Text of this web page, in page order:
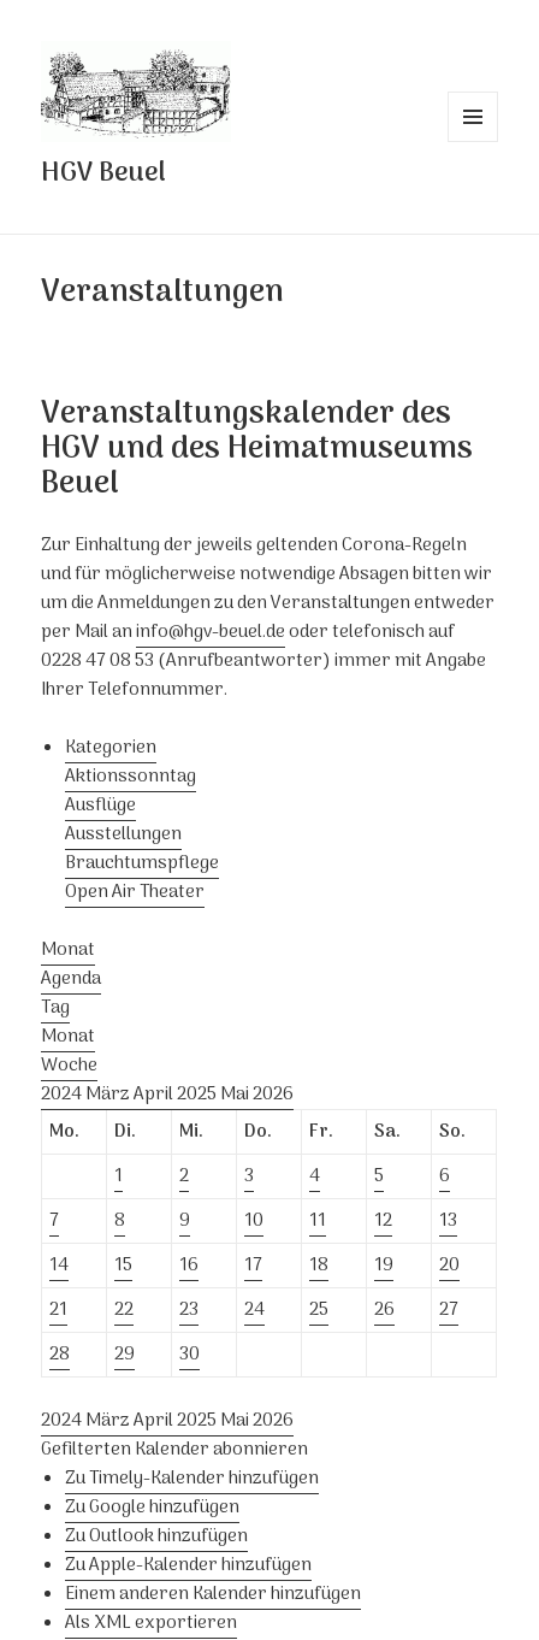
HGV Beuel
Veranstaltungen
Veranstaltungskalender des
HGV und des Heimatmuseums
Beuel
Zur Einhaltung der jeweils geltenden Corona-Regeln
und für möglicherweise notwendige Absagen bitten wir
um die Anmeldungen zu den Veranstaltungen entweder
per Mail aninfo@hgv-beuel.deoder telefonisch auf
0228 47 08 53 (Anrufbeantworter) immer mit Angabe
Ihrer Telefonnummer.
Kategorien
Aktionssonntag
Ausflüge
Ausstellungen
Brauchtumspflege
Open Air Theater
Monat
Agenda
Tag
Monat
Woche
2024MärzApril 2025 Mai2026
Mo.
Di. Mi. Do. Fr. Sa.
So.
1
2 3 4 5
6
7
8 9 10 11 12
13
14
15 16 17 18 19
20
21
22 23 24 25 26
27
28
29 30
2024MärzApril 2025 Mai2026
Gefilterten Kalender abonnieren
Zu Timely-Kalender hinzufügen
Zu Google hinzufügen
Zu Outlook hinzufügen
Zu Apple-Kalender hinzufügen
Einem anderen Kalender hinzufügen
Als XML exportieren